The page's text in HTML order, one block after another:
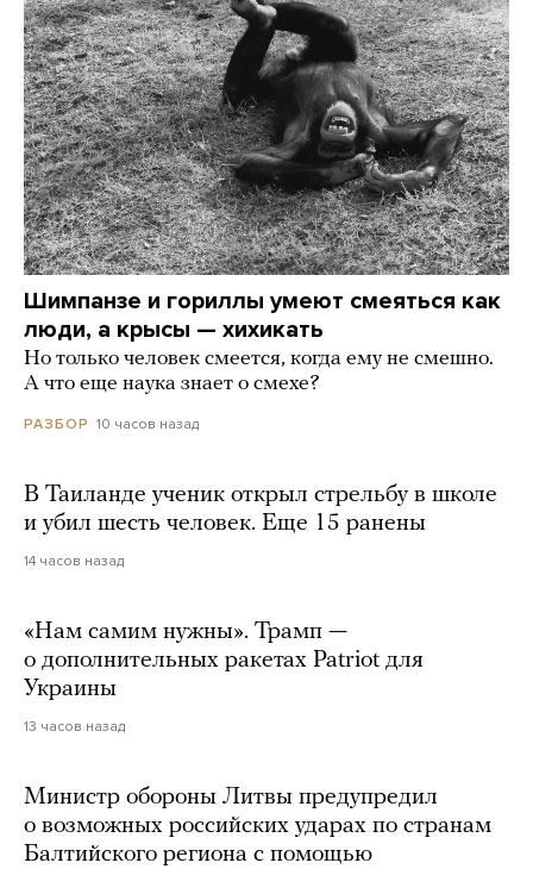
Шимпанзе и гориллы умеют смеяться как
люди, а крысы — хихикать
Но только человек смеется, когда ему не смешно.
А что еще наука знает о смехе?
РАЗБОР 10 часов назад
В Таиланде ученик открыл стрельбу в школе
и убил шесть человек. Еще 15 ранены
14 часов назад
«Нам самим нужны». Трамп —
о дополнительных ракетах Patriot для
Украины
13 часов назад
Министр обороны Литвы предупредил
о возможных российских ударах по странам
Балтийского региона с помощью